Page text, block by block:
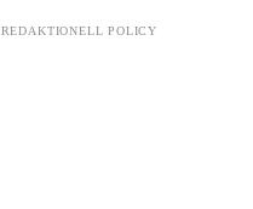
REDAKTIONELL POLICY